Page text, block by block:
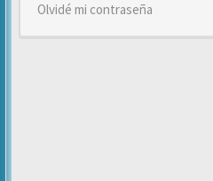
Olvidé mi contraseña